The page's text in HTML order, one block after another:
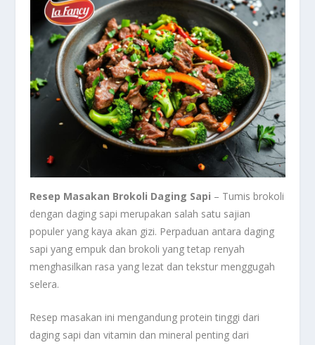
Resep Masakan Brokoli Daging Sapi – Tumis brokoli
dengan daging sapi merupakan salah satu sajian
populer yang kaya akan gizi. Perpaduan antara daging
sapi yang empuk dan brokoli yang tetap renyah
menghasilkan rasa yang lezat dan tekstur menggugah
selera.
Resep masakan ini mengandung protein tinggi dari
daging sapi dan vitamin dan mineral penting dari